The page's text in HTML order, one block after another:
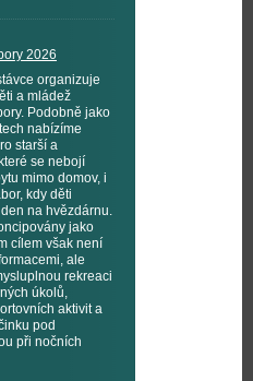
2026
organizuje
a mládež
Podobně jako
nabízíme
starší a
se nebojí
mimo domov, i
kdy děti
na hvězdárnu.
jako
cílem však není
ale
rekreaci
úkolů,
aktivit a
pod
při nočních